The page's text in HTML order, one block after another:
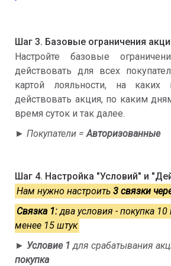
Шаг 3. Базовые ограничения
Настройте базовые
действовать для всех
картой лояльности, на каких
действовать акция, по каким
время суток и так далее.
► Покупатели =Авторизованные
Шаг 4. Настройка "Условий" и
Нам нужно настроить 3 связки
Связка 1:два условия - покупка 10
менее 15 штук
► Условие 1 для срабатывания
покупка